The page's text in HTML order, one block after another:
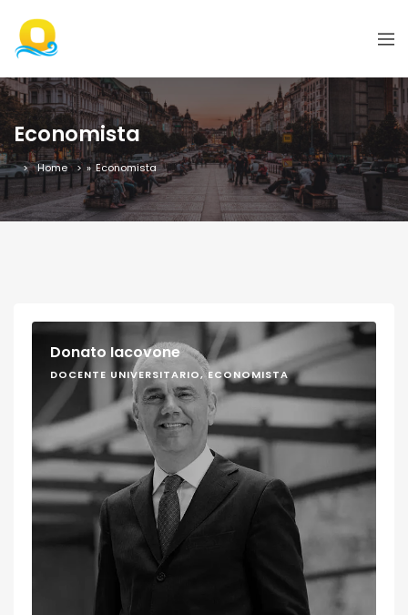
Economista
Home » Economista
Donato Iacovone
DOCENTE UNIVERSITARIO, ECONOMISTA